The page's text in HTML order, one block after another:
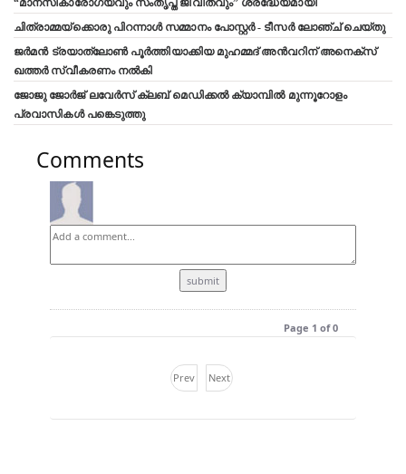
“മാനസികാരോഗ്യവും സംതൃപ്ത ജീവിതവും” ശ്രദ്ധേയമായി
ചിത്രാമ്മയ്ക്കൊരു പിറന്നാൾ സമ്മാനം പോസ്റ്റർ - ടീസർ ലോഞ്ച് ചെയ്തു
ജർമൻ ട്രയാത്‌ലോൺ പൂർത്തിയാക്കിയ മുഹമ്മദ് അൻവറിന് അനെക്സ്
ഖത്തർ സ്വീകരണം നൽകി
ജോജു ജോർജ് ലവേർസ് ക്ലബ്‌ മെഡിക്കൽ ക്യാമ്പിൽ മുന്നൂറോളം
പ്രവാസികൾ പങ്കെടുത്തു
Comments
Page 1 of 0
Prev Next